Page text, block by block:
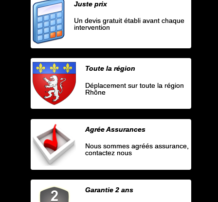
Juste prix
Un devis gratuit établi avant chaque
intervention
Toute la région
Déplacement sur toute la région
Rhône
Agrée Assurances
Nous sommes agréés assurance,
contactez nous
Garantie 2 ans